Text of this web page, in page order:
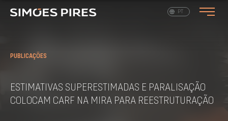
PT
PUBLICAÇÕES
ESTIMATIVAS SUPERESTIMADAS E PARALISAÇÃO
COLOCAM CARF NA MIRA PARA REESTRUTURAÇÃO